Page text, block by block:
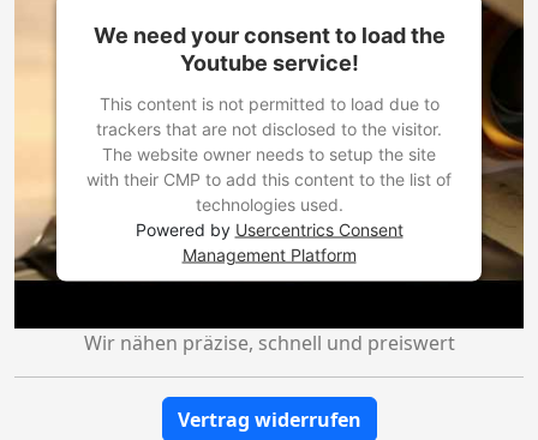
We need your consent to load the
Youtube service!
This content is not permitted to load due to
trackers that are not disclosed to the visitor.
The website owner needs to setup the site
with their CMP to add this content to the list of
technologies used.
Powered by Usercentrics Consent
Management Platform
Wir nähen präzise, schnell und preiswert
Vertrag widerrufen